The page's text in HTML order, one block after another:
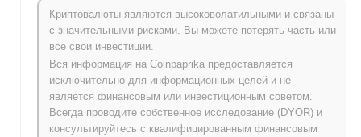
Исторический максимум (ATH):₽ 227,902.00
Исторический минимум (ATL):₽ 0.00
FISTS YFI в настоящее время торгуется на~99.35%
своего ATH .
Как FISTS YFI работает по сравнению с более
широким криптовалютным рынком?
Криптовалюты являются высоковолатильными и связаны
с значительными рисками. Вы можете потерять часть или
все свои инвестиции.
Вся информация на Coinpaprika предоставляется
исключительно для информационных целей и не
является финансовым или инвестиционным советом.
Всегда проводите собственное исследование (DYOR) и
консультируйтесь с квалифицированным финансовым